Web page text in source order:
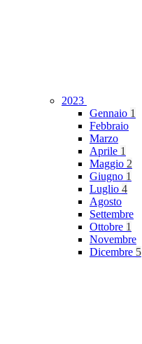
2023
Gennaio 1
Febbraio
Marzo
Aprile 1
Maggio 2
Giugno 1
Luglio 4
Agosto
Settembre
Ottobre 1
Novembre
Dicembre 5